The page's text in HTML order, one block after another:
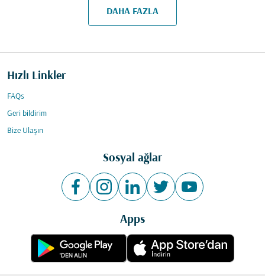
DAHA FAZLA
Hızlı Linkler
FAQs
Geri bildirim
Bize Ulaşın
Sosyal ağlar
Apps